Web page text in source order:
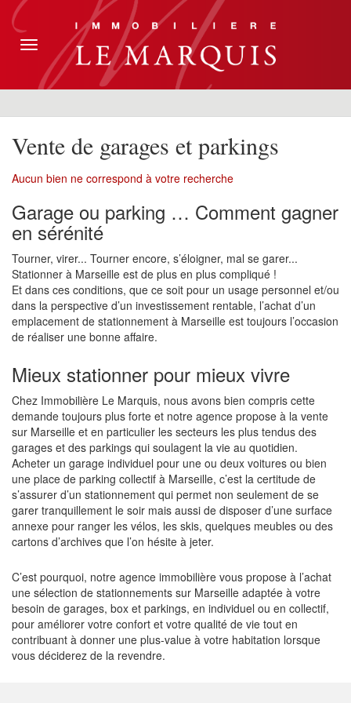
Toggle
navigation
Vente de garages et parkings
Aucun bien ne correspond à votre recherche
Garage ou parking … Comment gagner
en sérénité
Tourner, virer... Tourner encore, s’éloigner, mal se garer...
Stationner à Marseille est de plus en plus compliqué !
Et dans ces conditions, que ce soit pour un usage personnel et/ou
dans la perspective d’un investissement rentable, l’achat d’un
emplacement de stationnement à Marseille est toujours l’occasion
de réaliser une bonne affaire.
Mieux stationner pour mieux vivre
Chez Immobilière Le Marquis, nous avons bien compris cette
demande toujours plus forte et notre agence propose à la vente
sur Marseille et en particulier les secteurs les plus tendus des
garages et des parkings qui soulagent la vie au quotidien.
Acheter un garage individuel pour une ou deux voitures ou bien
une place de parking collectif à Marseille, c’est la certitude de
s’assurer d’un stationnement qui permet non seulement de se
garer tranquillement le soir mais aussi de disposer d’une surface
annexe pour ranger les vélos, les skis, quelques meubles ou des
cartons d’archives que l’on hésite à jeter.
C’est pourquoi, notre agence immobilière vous propose à l’achat
une sélection de stationnements sur Marseille adaptée à votre
besoin de garages, box et parkings, en individuel ou en collectif,
pour améliorer votre confort et votre qualité de vie tout en
contribuant à donner une plus-value à votre habitation lorsque
vous déciderez de la revendre.